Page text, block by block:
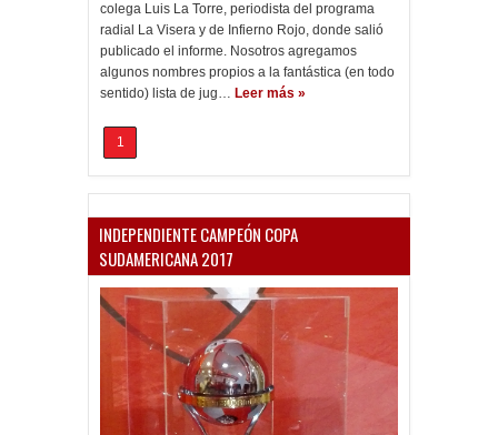
colega Luis La Torre, periodista del programa
radial La Visera y de Infierno Rojo, donde salió
publicado el informe. Nosotros agregamos
algunos nombres propios a la fantástica (en todo
sentido) lista de jug… Leer más »
1
INDEPENDIENTE CAMPEÓN COPA
SUDAMERICANA 2017